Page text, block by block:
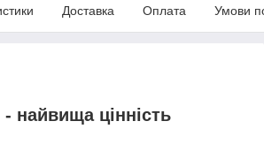
Доставка Оплата Умови
найвища цінність